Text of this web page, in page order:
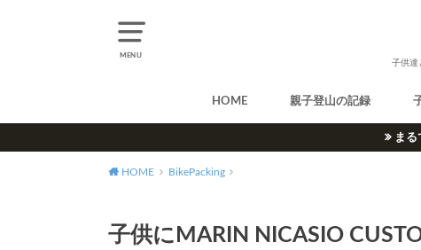
MENU
子供達
HOME 親子登山の記録
まる
HOME BikePacking
子供にMARIN NICASIO